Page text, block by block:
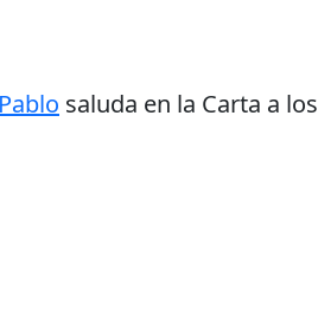
saluda en la Carta a los